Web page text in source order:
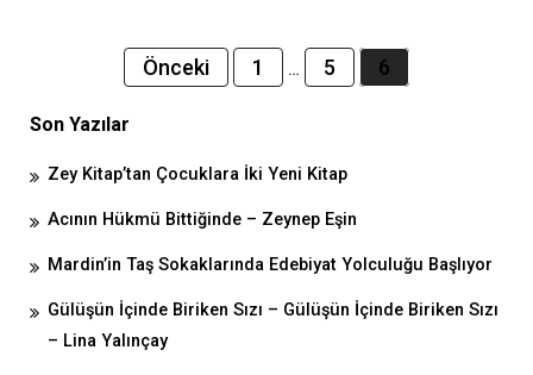
Yazı
dolaşımı
Önceki 1 … 5 6
Son Yazılar
Zey Kitap’tan Çocuklara İki Yeni Kitap
Acının Hükmü Bittiğinde – Zeynep Eşin
Mardin’in Taş Sokaklarında Edebiyat Yolculuğu Başlıyor
Gülüşün İçinde Biriken Sızı – Gülüşün İçinde Biriken Sızı
– Lina Yalınçay